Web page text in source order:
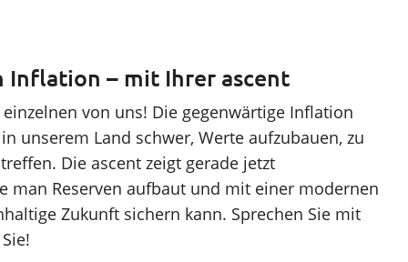
Inflation – mit Ihrer ascent
von uns! Die gegenwärtige Inflation
unserem Land schwer, Werte aufzubauen, zu
Die ascent zeigt gerade jetzt
man Reserven aufbaut und mit einer modernen
Zukunft sichern kann. Sprechen Sie mit